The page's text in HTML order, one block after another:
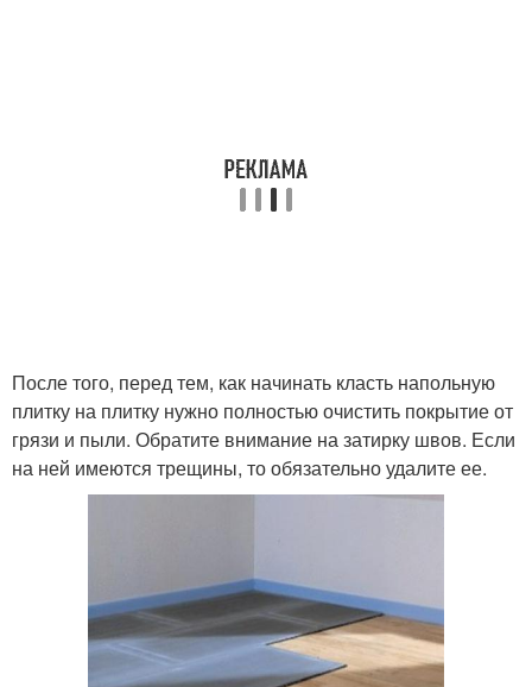
Самоклеющаяся плитка
После того, перед тем, как начинать класть напольную
плитку на плитку нужно полностью очистить покрытие от
грязи и пыли. Обратите внимание на затирку швов. Если
на ней имеются трещины, то обязательно удалите ее.